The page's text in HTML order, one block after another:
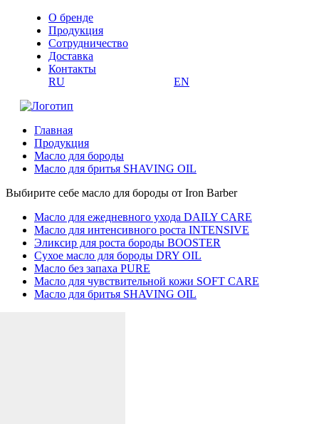
О бренде
Продукция
Сотрудничество
Доставка
Контакты
RU
EN
Главная
Продукция
Масло для бороды
Масло для бритья SHAVING OIL
Выбирите себе масло для бороды от Iron Barber
Масло для ежедневного ухода DAILY CARE
Масло для интенсивного роста INTENSIVE
Эликсир для роста бороды BOOSTER
Сухое масло для бороды DRY OIL
Масло без запаха PURE
Масло для чувствительной кожи SOFT CARE
Масло для бритья SHAVING OIL